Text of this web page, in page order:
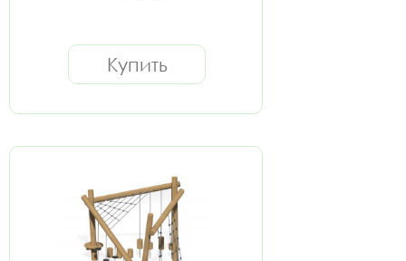
Купить